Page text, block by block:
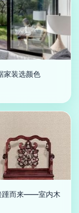
家装选颜色
踵而来——室内木